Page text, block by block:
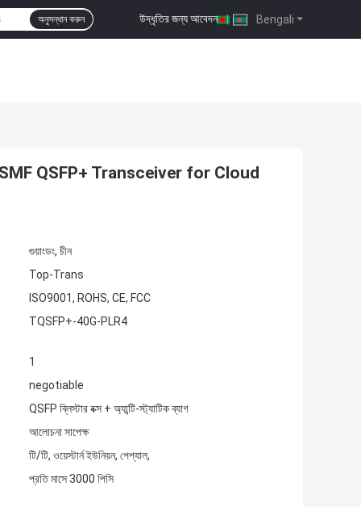
Bengali
উদ্ধৃতির জন্য আবেদন |
অনুসন্ধান করুন
QSFP+ Transceiver for Cloud
গুয়াংডং, চীন
Top-Trans
ISO9001, ROHS, CE, FCC
TQSFP+-40G-PLR4
1
negotiable
QSFP ব্লিস্টার বক্স + অ্যান্টি-স্ট্যাটিক ব্যাগ
আলোচনা সাপেক্ষ
টি/টি, ওয়েস্টার্ন ইউনিয়ন, পেপ্যাল,
প্রতি মাসে 3000 পিসি